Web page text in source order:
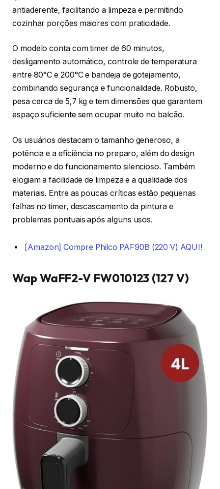
antiaderente, facilitando a limpeza e permitindo
cozinhar porções maiores com praticidade.
O modelo conta com timer de 60 minutos,
desligamento automático, controle de temperatura
entre 80°C e 200°C e bandeja de gotejamento,
combinando segurança e funcionalidade. Robusto,
pesa cerca de 5,7 kg e tem dimensões que garantem
espaço suficiente sem ocupar muito no balcão.
Os usuários destacam o tamanho generoso, a
potência e a eficiência no preparo, além do design
moderno e do funcionamento silencioso. Também
elogiam a facilidade de limpeza e a qualidade dos
materiais. Entre as poucas críticas estão pequenas
falhas no timer, descascamento da pintura e
problemas pontuais após alguns usos.
[Amazon] Compre Philco PAF90B (220 V) AQUI!
Wap WaFF2-V FW010123 (127 V)